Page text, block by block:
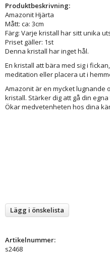
Produktbeskrivning:
Amazonit Hjärta
Mått: ca: 3cm
Färg: Varje kristall har sitt unika
Priset gäller: 1st
Denna kristall har inget hål.
En kristall att bära med sig i
meditation eller placera ut i
Amazonit är en mycket lugnande
kristall. Stärker dig att gå din
Ökar medvetenheten hos dina
Lägg i önskelista
Artikelnummer:
s2468